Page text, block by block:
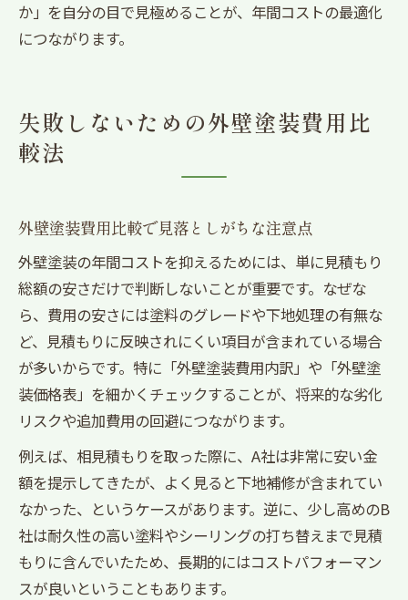
か」を自分の目で見極めることが、年間コストの最適化
につながります。
失敗しないための外壁塗装費用比
較法
外壁塗装費用比較で見落としがちな注意点
外壁塗装の年間コストを抑えるためには、単に見積もり
総額の安さだけで判断しないことが重要です。なぜな
ら、費用の安さには塗料のグレードや下地処理の有無な
ど、見積もりに反映されにくい項目が含まれている場合
が多いからです。特に「外壁塗装費用内訳」や「外壁塗
装価格表」を細かくチェックすることが、将来的な劣化
リスクや追加費用の回避につながります。
例えば、相見積もりを取った際に、A社は非常に安い金
額を提示してきたが、よく見ると下地補修が含まれてい
なかった、というケースがあります。逆に、少し高めのB
社は耐久性の高い塗料やシーリングの打ち替えまで見積
もりに含んでいたため、長期的にはコストパフォーマン
スが良いということもあります。